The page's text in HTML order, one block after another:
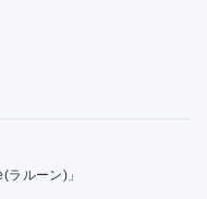
ルーン)」